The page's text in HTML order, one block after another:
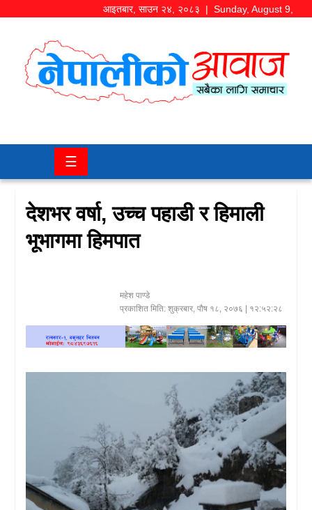
आइतबार, साउन २४, २०८३ | Sunday, August 9,
समाज/
चितवन
कला/
मनोरञ्जन
अर्थ/
खेलकुद
रोचक
☰
देशभर वर्षा, उच्च पहाडी र हिमाली
भूभागमा हिमपात
महेश पाण्डे
प्रकाशित मिति: शुक्रबार, पौष १८, २०७६ | १२:५२:२८